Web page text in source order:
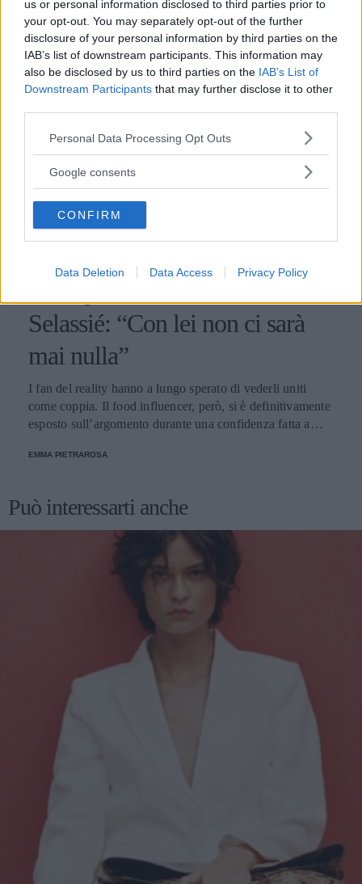
us or personal information disclosed to third parties prior to
your opt-out. You may separately opt-out of the further
disclosure of your personal information by third parties on the
IAB’s list of downstream participants. This information may
also be disclosed by us to third parties on the IAB’s List of
Downstream Participants that may further disclose it to other
Please note that this website/app uses one or more Google
not limited to your visit or usage behaviour. You may click to
use your data for below specified purposes in below Google
consent section.
Personal Data Processing Opt Outs
Google consents
CONFIRM
Data Deletion Data Access Privacy Policy
Selassié: “Con lei non ci sarà
mai nulla”
I fan del reality hanno a lungo sperato di vederli uniti
come coppia. Il food influencer, però, si è definitivamente
esposto sull’argomento durante una confidenza fatta a
EMMA PIETRAROSA
Può interessarti anche